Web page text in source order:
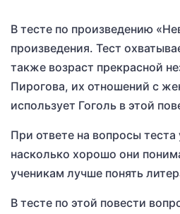
В тесте по произведению
произведения. Тест
также возраст прекрасной
Пирогова, их отношений с
использует Гоголь в этой
При ответе на вопросы
насколько хорошо они
ученикам лучше понять
В тесте по этой повести